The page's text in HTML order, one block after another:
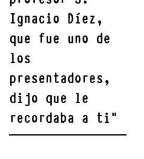
Ignacio Díez,
que fue uno de
los
presentadores,
dijo que le
recordaba a ti"